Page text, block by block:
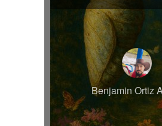
Palabras clave: escritor,
literatura fantástica, isekai,
Dominicana, música,
idiomas, creatividad,
Club de Escritura
Benjamin Ortiz